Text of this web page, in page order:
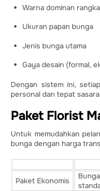
Warna dominan
Ukuran papan bunga
Jenis bunga utama
Gaya desain (formal,
Dengan sistem ini,
personal dan tepat
Paket Florist
Untuk memudahkan
bunga dengan harga
Paket Ekonomis